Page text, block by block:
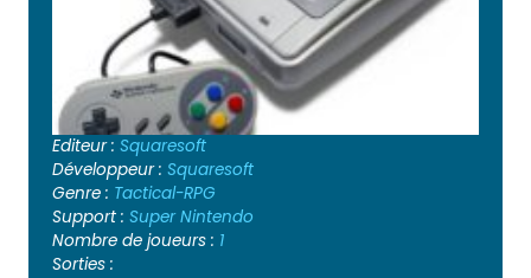
Editeur : Squaresoft
Développeur : Squaresoft
Genre : Tactical-RPG
Support : Super Nintendo
Nombre de joueurs : 1
Sorties :